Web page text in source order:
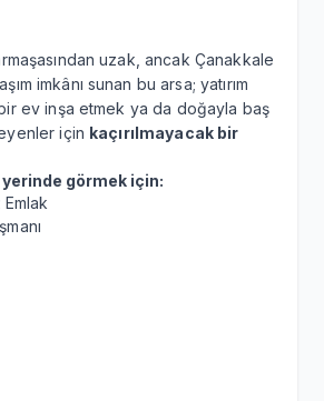
uzak, ancak Çanakkale
imkânı sunan bu arsa; yatırım
ev inşa etmek ya da doğayla baş
için kaçırılmayacak bir
yerinde görmek için:
Emlak